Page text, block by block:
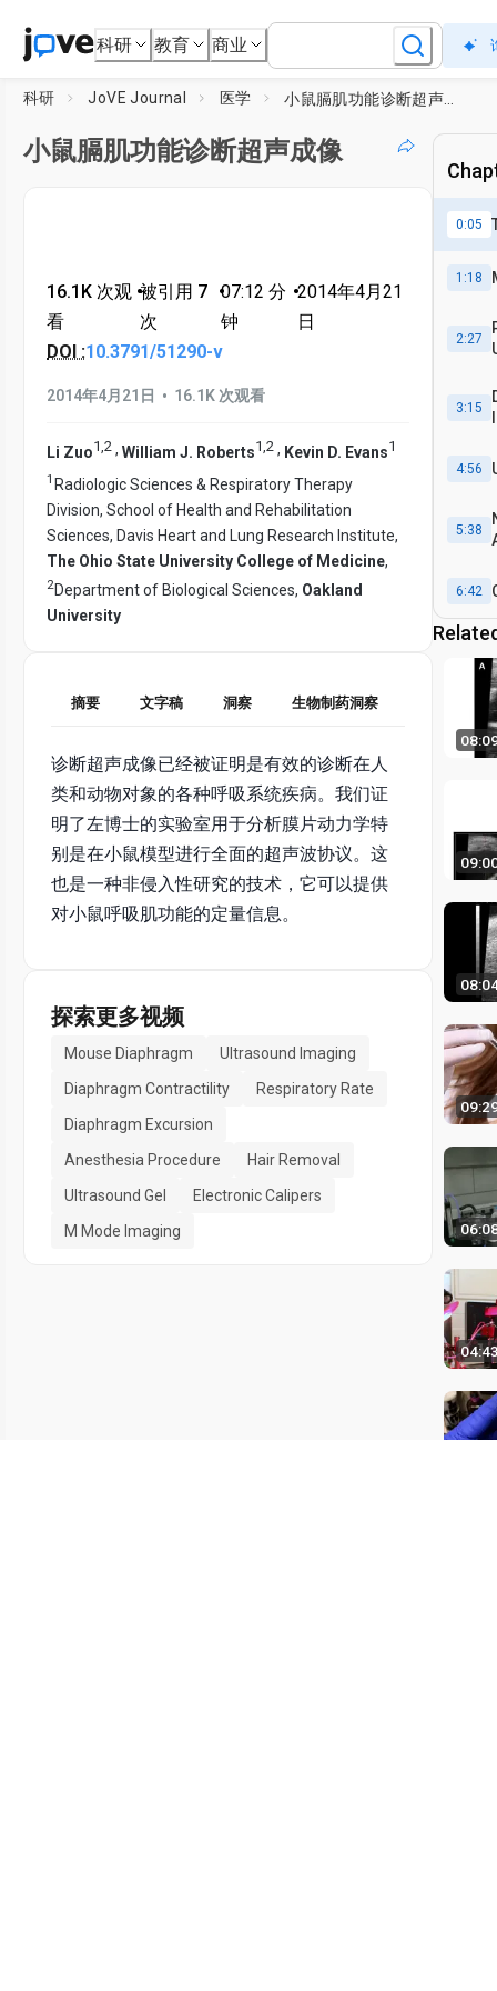
科研 教育 商业
科研 JoVE Journal 医学
小鼠膈肌功能诊断超声成像
16.1K 次观
看
•被引用 7
次
•07:12 分
钟
•2014年4月21
日
DOI :10.3791/51290-v
2014年4月21日 • 16.1K 次观看
Li Zuo1,2 , William J. Roberts1,2 , Kevin D. Evans1
1 Radiologic Sciences & Respiratory Therapy
Division, School of Health and Rehabilitation
Sciences, Davis Heart and Lung Research Institute,
The Ohio State University College of Medicine,
2Department of Biological Sciences, Oakland
University
摘要 文字稿 洞察 生物制药洞察
诊断超声成像已经被证明是有效的诊断在人
类和动物对象的各种呼吸系统疾病。我们证
明了左博士的实验室用于分析膜片动力学特
别是在小鼠模型进行全面的超声波协议。这
也是一种非侵入性研究的技术，它可以提供
对小鼠呼吸肌功能的定量信息。
探索更多视频
Mouse Diaphragm
Ultrasound Imaging
Diaphragm Contractility
Respiratory Rate
Diaphragm Excursion
Anesthesia Procedure
Hair Removal
Ultrasound Gel
Electronic Calipers
M Mode Imaging
0:05
1:18
2:27
3:15
4:56
5:38
6:42